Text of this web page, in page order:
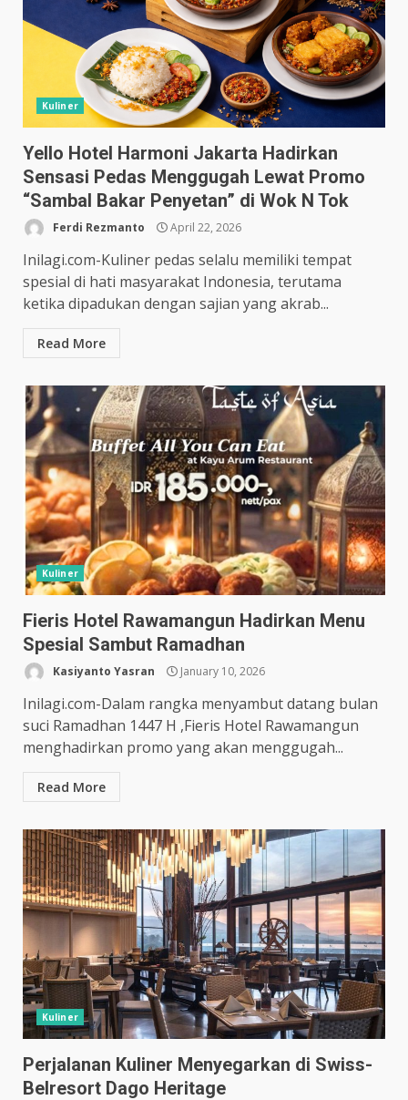
Kuliner
Yello Hotel Harmoni Jakarta Hadirkan
Sensasi Pedas Menggugah Lewat Promo
“Sambal Bakar Penyetan” di Wok N Tok
Ferdi Rezmanto April 22, 2026
Inilagi.com-Kuliner pedas selalu memiliki tempat
spesial di hati masyarakat Indonesia, terutama
ketika dipadukan dengan sajian yang akrab...
Read More
Kuliner
Fieris Hotel Rawamangun Hadirkan Menu
Spesial Sambut Ramadhan
Kasiyanto Yasran January 10, 2026
Inilagi.com-Dalam rangka menyambut datang bulan
suci Ramadhan 1447 H ,Fieris Hotel Rawamangun
menghadirkan promo yang akan menggugah...
Read More
Kuliner
Perjalanan Kuliner Menyegarkan di Swiss-
Belresort Dago Heritage